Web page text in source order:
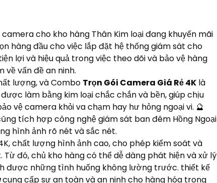
camera cho kho hàng Thân Kim loại đang khuyến mãi
hàng đầu cho việc lắp đặt hệ thống giám sát cho
lợi và hiệu quả trong việc theo dõi và bảo vệ hàng
về vấn đề an ninh.
lượng, và Combo Trọn Gói Camera Giá Rẻ 4K là
làm bằng kim loại chắc chắn và bền, giúp chịu
vệ camera khỏi va chạm hay hư hỏng ngoại vi. 🔮
tích hợp công nghệ giám sát ban đêm Hồng Ngoại
hình ảnh rõ nét và sắc nét.
chất lượng hình ảnh cao, cho phép kiểm soát và
đó, chủ kho hàng có thể dễ dàng phát hiện và xử lý
được những tình huống không lường trước. thiết kế
cung cấp sự an toàn và an ninh cho hàng hóa trong